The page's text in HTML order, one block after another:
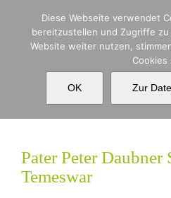
springen
Rumänien
Pater Peter Daubner
Temeswar
Diese Webseite verwendet
bereitzustellen und Zugriffe zu
Website weiter nutzen,
Cookies
OK Zur